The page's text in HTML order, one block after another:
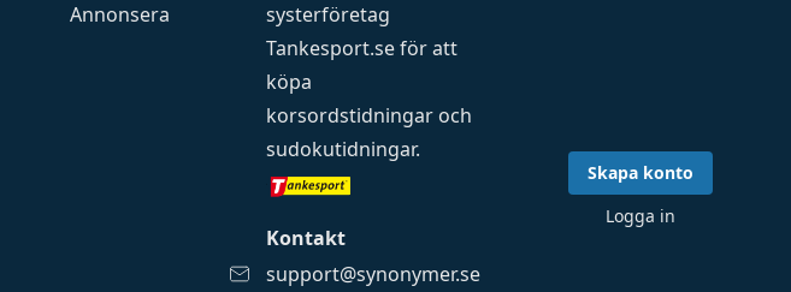
Annonsera
systerföretag
Tankesport.seför att
köpa
korsordstidningar och
sudokutidningar.
Kontakt
support@synonymer.se
Skapa konto
Logga in